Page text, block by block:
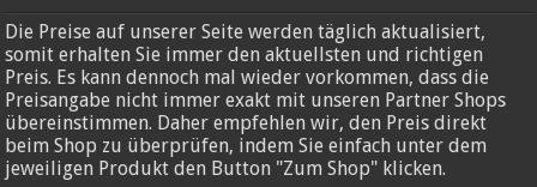
Die Preise auf unserer Seite werden täglich aktualisiert,
somit erhalten Sie immer den aktuellsten und richtigen
Preis. Es kann dennoch mal wieder vorkommen, dass die
Preisangabe nicht immer exakt mit unseren Partner Shops
übereinstimmen. Daher empfehlen wir, den Preis direkt
beim Shop zu überprüfen, indem Sie einfach unter dem
jeweiligen Produkt den Button "Zum Shop" klicken.